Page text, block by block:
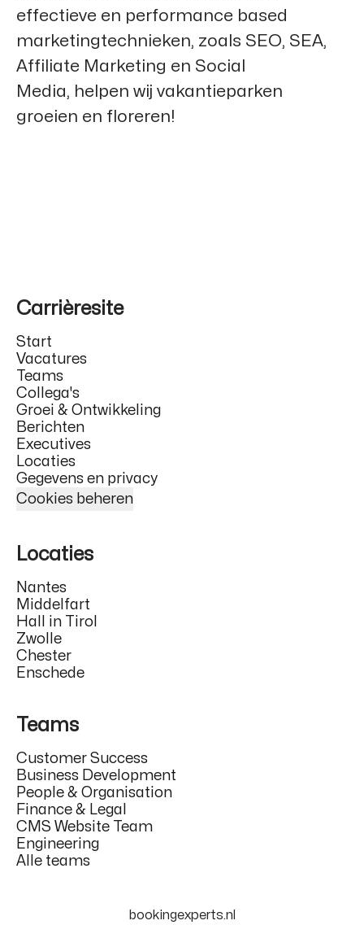
effectieve en performance based
marketingtechnieken, zoals SEO, SEA,
Affiliate Marketing en Social
Media, helpen wij vakantieparken
groeien en floreren!
Carrièresite
Start
Vacatures
Teams
Collega's
Groei & Ontwikkeling
Berichten
Executives
Locaties
Gegevens en privacy
Cookies beheren
Locaties
Nantes
Middelfart
Hall in Tirol
Zwolle
Chester
Enschede
Teams
Customer Success
Business Development
People & Organisation
Finance & Legal
CMS Website Team
Engineering
Alle teams
bookingexperts.nl